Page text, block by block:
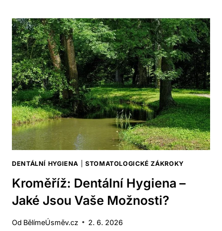
–
JAKÉ
JSOU
VAŠE
MOŽNOSTI?
DENTÁLNÍ HYGIENA STOMATOLOGICKÉ ZÁKROKY
Kroměříž: Dentální Hygiena –
Jaké Jsou Vaše Možnosti?
Od BělímeÚsměv.cz 2. 6. 2026